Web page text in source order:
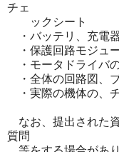
チェ
ックシート
・バッテリ、充電
・保護回路モジュ
・モータドライバ
・全体の回路図、
・実際の機体の、
なお、提出された
質問